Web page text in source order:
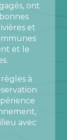
ont
et
et le
à
avec